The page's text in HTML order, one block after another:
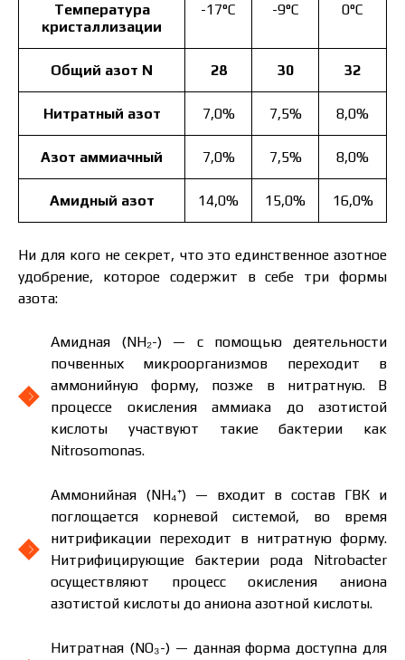
Температура
кристаллизации
-17°C -9°C 0°C
Общий азот N 28 30 32
Нитратный азот 7,0% 7,5% 8,0%
Азот аммиачный 7,0% 7,5% 8,0%
Амидный азот 14,0% 15,0% 16,0%
Ни для кого не секрет, что это единственное азотное
удобрение, которое содержит в себе три формы
азота:
Амидная (NH₂-) — с помощью деятельности
почвенных микроорганизмов переходит в
аммонийную форму, позже в нитратную. В
процессе окисления аммиака до азотистой
кислоты участвуют такие бактерии как
Nitrosomonas.
Аммонийная (NH₄⁺) — входит в состав ГВК и
поглощается корневой системой, во время
нитрификации переходит в нитратную форму.
Нитрифицирующие бактерии рода Nitrobacter
осуществляют процесс окисления аниона
азотистой кислоты до аниона азотной кислоты.
Нитратная (NO₃-) — данная форма доступна для